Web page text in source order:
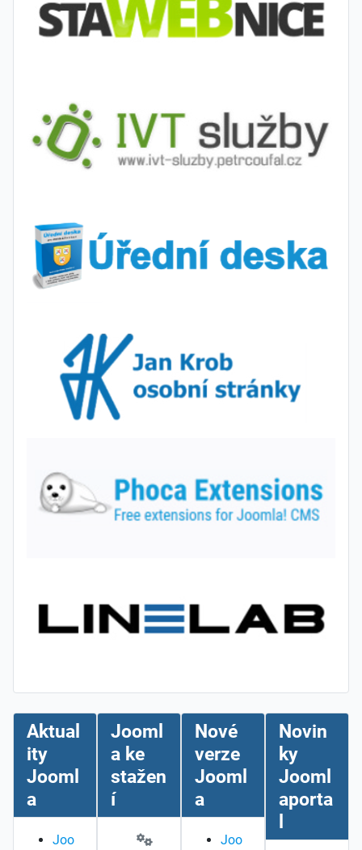
Aktual
ity
Jooml
a
Joo
Jooml
a ke
stažen
í
Nové
verze
Jooml
a
Joo
Novin
ky
Jooml
aporta
l